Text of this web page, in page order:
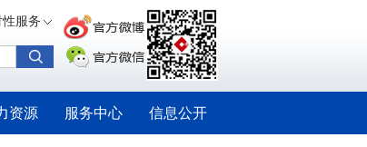
服务
资源 服务中心 信息公开